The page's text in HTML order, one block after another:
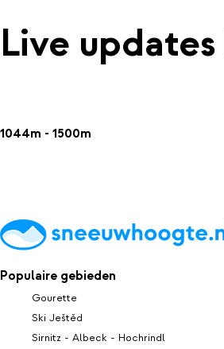
Live
1044m - 1500m
Populaire gebieden
Gourette
Ski Ještěd
Sirnitz - Albeck - Hochrindl